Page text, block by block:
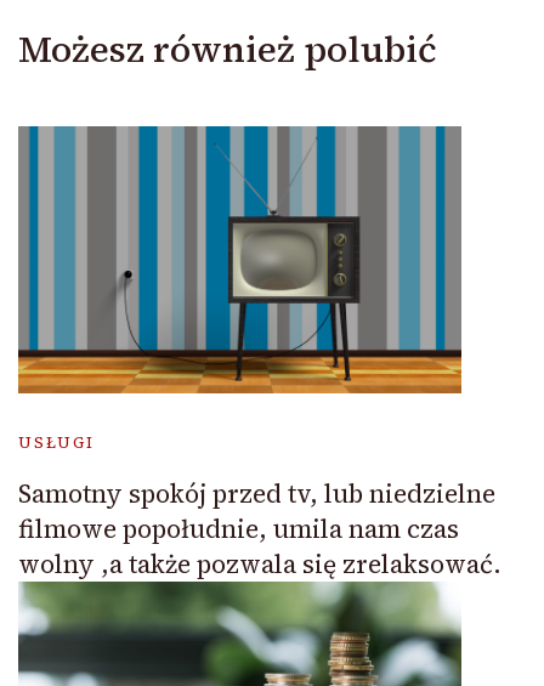
Możesz również polubić
USŁUGI
Samotny spokój przed tv, lub niedzielne
filmowe popołudnie, umila nam czas
wolny ,a także pozwala się zrelaksować.